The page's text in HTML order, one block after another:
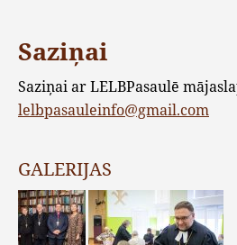
Saziņai
Saziņai ar LELBPasaulē
lelbpasauleinfo@gmail.com
GALERIJAS